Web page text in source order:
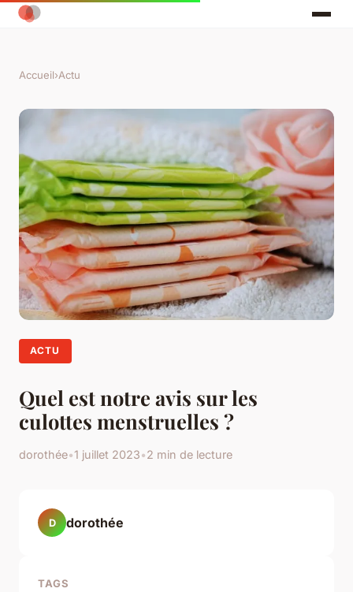
Accueil›Actu
ACTU
Quel est notre avis sur les
culottes menstruelles ?
dorothée•1 juillet 2023•2 min de lecture
D dorothée
TAGS